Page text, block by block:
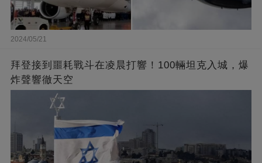
2024/05/21
拜登接到噩耗戰斗在凌晨打響！100輛坦克入城，爆
炸聲響徹天空